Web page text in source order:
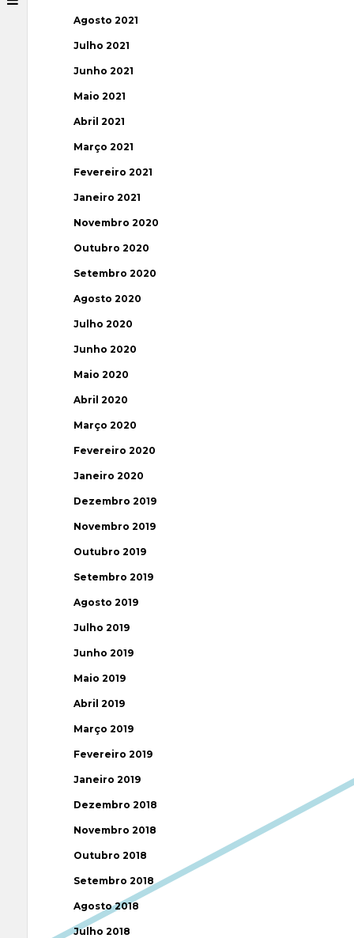
Agosto 2021
Julho 2021
Junho 2021
Maio 2021
Abril 2021
Março 2021
Fevereiro 2021
Janeiro 2021
Novembro 2020
Outubro 2020
Setembro 2020
Agosto 2020
Julho 2020
Junho 2020
Maio 2020
Abril 2020
Março 2020
Fevereiro 2020
Janeiro 2020
Dezembro 2019
Novembro 2019
Outubro 2019
Setembro 2019
Agosto 2019
Julho 2019
Junho 2019
Maio 2019
Abril 2019
Março 2019
Fevereiro 2019
Janeiro 2019
Dezembro 2018
Novembro 2018
Outubro 2018
Setembro 2018
Agosto 2018
Julho 2018